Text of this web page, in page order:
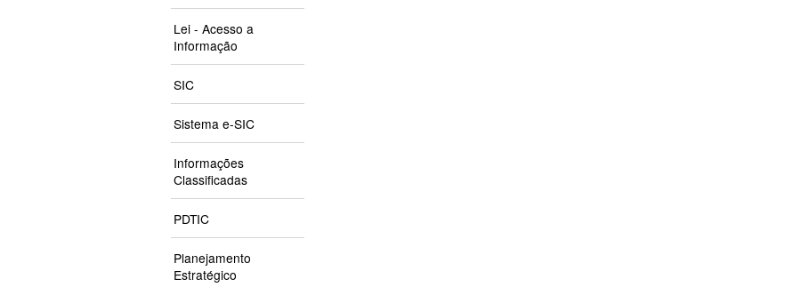
Lei - Acesso a
Informação
SIC
Sistema e-SIC
Informações
Classificadas
PDTIC
Planejamento
Estratégico